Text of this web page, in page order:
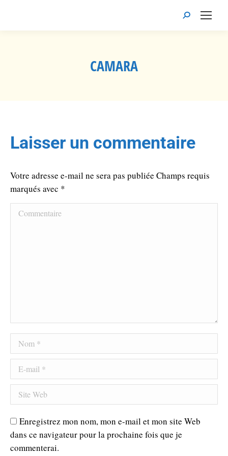
Recherche
:
CAMARA
Laisser un commentaire
Votre adresse e-mail ne sera pas publiée Champs requis
marqués avec *
Commentaire
Nom *
E-mail *
Site Web
Enregistrez mon nom, mon e-mail et mon site Web
dans ce navigateur pour la prochaine fois que je
commenterai.